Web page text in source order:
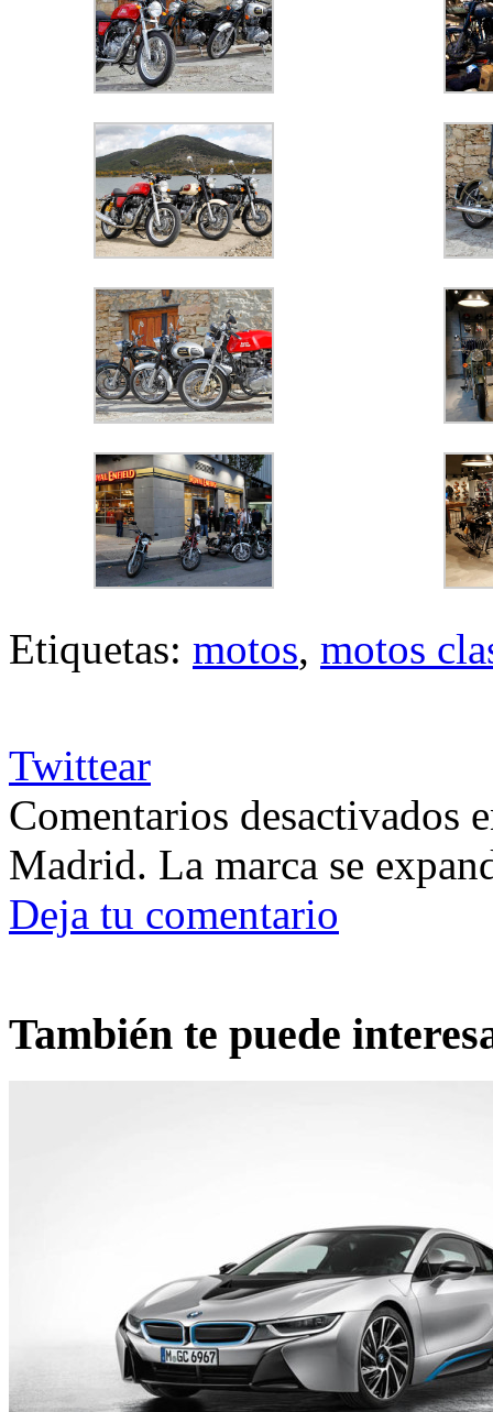
Etiquetas: motos, motos
Twittear
Comentarios desactivados
Madrid. La marca se
Deja tu comentario
También te puede